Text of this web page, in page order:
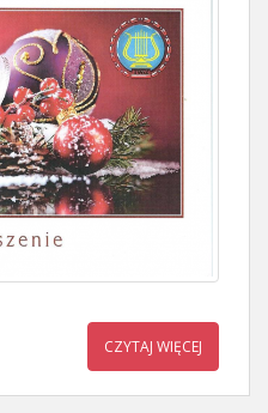
CZYTAJ WIĘCEJ